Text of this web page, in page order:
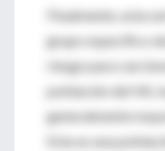
Finalmente, esta
grupo específico
riesgo para
población del VA,
generalmente
Esta es una